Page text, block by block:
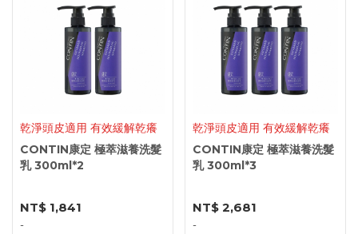
乾淨頭皮適用 有效緩解乾癢
CONTIN康定 極萃滋養洗髮
乳 300ml*2
NT$ 1,841
-
乾淨頭皮適用 有效緩解乾癢
CONTIN康定 極萃滋養洗髮
乳 300ml*3
NT$ 2,681
-